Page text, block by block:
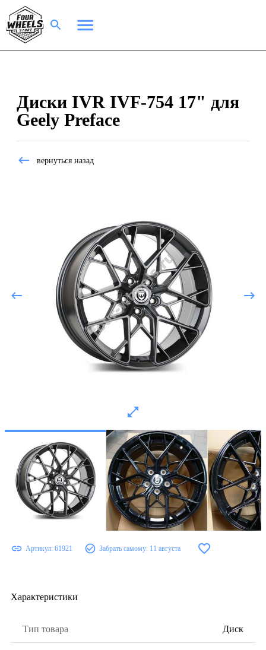
Диски IVR IVF-754 17" для
Geely Preface
вернуться назад
Артикул: 61921 Забрать самому: 11 августа
Характеристики
Тип товара Диск